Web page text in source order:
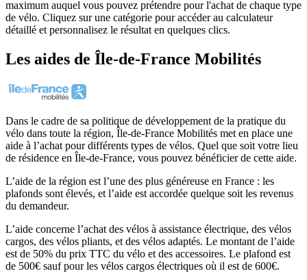
maximum auquel vous pouvez prétendre pour l'achat de chaque type
de vélo. Cliquez sur une catégorie pour accéder au calculateur
détaillé et personnalisez le résultat en quelques clics.
Les aides de Île-de-France Mobilités
Dans le cadre de sa politique de développement de la pratique du
vélo dans toute la région, Île-de-France Mobilités met en place une
aide à l’achat pour différents types de vélos. Quel que soit votre lieu
de résidence en Île-de-France, vous pouvez bénéficier de cette aide.
L’aide de la région est l’une des plus généreuse en France : les
plafonds sont élevés, et l’aide est accordée quelque soit les revenus
du demandeur.
L’aide concerne l’achat des vélos à assistance électrique, des vélos
cargos, des vélos pliants, et des vélos adaptés. Le montant de l’aide
est de 50% du prix TTC du vélo et des accessoires. Le plafond est
de 500€ sauf pour les vélos cargos électriques où il est de 600€.